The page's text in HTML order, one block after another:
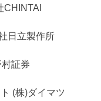
日立製作所
証券
(株)ダイマツ